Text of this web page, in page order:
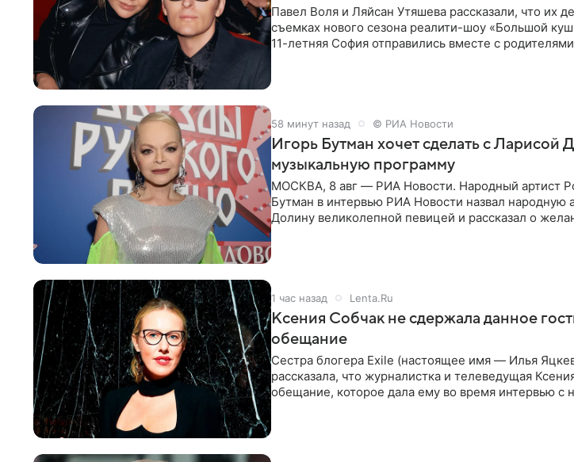
Павел Воля и Ляйсан Утяшева рассказали, что их
съемках нового сезона реалити-шоу «Большой
11-летняя София отправились вместе с
58 минут назад © РИА Новости
Игорь Бутман хочет сделать с Ларисой
музыкальную программу
МОСКВА, 8 авг — РИА Новости. Народный артист
Бутман в интервью РИА Новости назвал народную
Долину великолепной певицей и рассказал о
1 час назад Lenta.Ru
Ксения Собчак не сдержала данное
обещание
Сестра блогера Exile (настоящее имя — Илья
рассказала, что журналистка и телеведущая
обещание, которое дала ему во время интервью с